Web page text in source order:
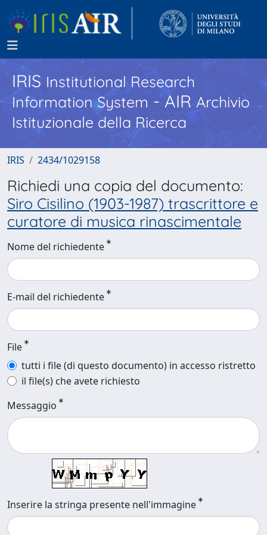
IRISInstitutional Research
Information System - AIR Archivio
Istituzionale della Ricerca
IRIS 2434/1029158
Richiedi una copia del documento:
Siro Cisilino (1903-1987) trascrittore e
curatore di musica rinascimentale
Nome del richiedente
E-mail del richiedente
File
tutti i file (di questo documento) in accesso ristretto
il file(s) che avete richiesto
Messaggio
Inserire la stringa presente nell'immagine